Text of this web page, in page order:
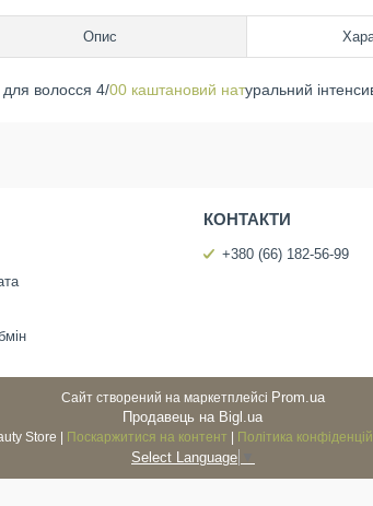
Опис
волосся 4/00 каштановий натуральний
КОНТАКТИ
+380 (66) 182-56-99
Сайт створений на маркетплейсі Prom.ua
Продавець на Bigl.ua
Поскаржитися на контент Політика
Select Language